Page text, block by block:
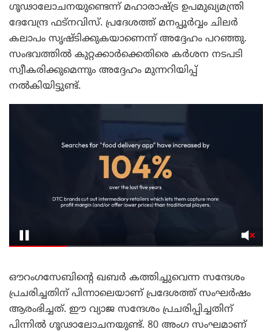
ഗൂഢാലോചനയുണ്ടെന്ന് മഹാരാഷ്ട്ര ഉപമുഖ്യമന്ത്രി
ദേവേന്ദ്ര ഫട്‌നവിസ്. പ്രദേശത്ത് മനപ്പൂർവ്വം ചിലർ
കലാപം സൃഷ്ടിക്കുകയാണെന്ന് അദ്ദേഹം പറഞ്ഞു.
സംഭവത്തിൽ കുറ്റക്കാർക്കെതിരെ കർശന നടപടി
സ്വീകരിക്കുമെന്നും അദ്ദേഹം മുന്നറിയിപ്പ്
നൽകിയിട്ടുണ്ട്.
ഔറംഗസേബിന്റെ ഖബർ കത്തിച്ചുവെന്ന സന്ദേശം
പ്രചരിച്ചതിന് പിന്നാലെയാണ് പ്രദേശത്ത് സംഘർഷം
ആരംഭിച്ചത്. ഈ വ്യാജ സന്ദേശം പ്രചരിപ്പിച്ചതിന്
പിന്നിൽ ഗൂഢാലോചനയുണ്ട്. 80 അംഗ സംഘമാണ്